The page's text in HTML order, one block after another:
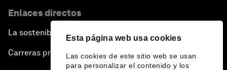
Esta página web usa cookies
Las cookies de este sitio web se usan
para personalizar el contenido y los
Enlaces directos
La sostenibilidad en el Foro
Carreras profesionales